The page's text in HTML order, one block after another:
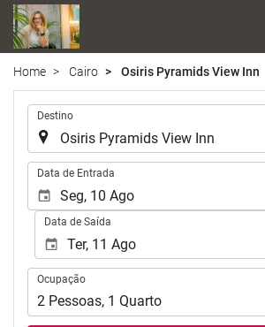
Home Cairo Osiris Pyramids View Inn
Destino
Data de Entrada
Data de Saída
Ocupação
Ocupação
2 Pessoas, 1 Quarto